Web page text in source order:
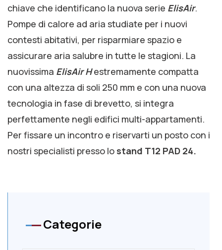
chiave che identificano la nuova serie ElisAir.
Pompe di calore ad aria studiate per i nuovi
contesti abitativi, per risparmiare spazio e
assicurare aria salubre in tutte le stagioni. La
nuovissima ElisAir Hestremamente compatta
con una altezza di soli 250 mm e con una nuova
tecnologia in fase di brevetto, si integra
perfettamente negli edifici multi-appartamenti.
Per fissare un incontro e riservarti un posto con i
nostri specialisti presso lo stand T12 PAD 24.
Categorie